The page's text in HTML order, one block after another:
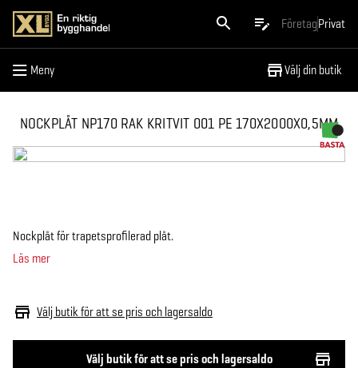
FöretagPrivat
Meny Välj din butik
Meny
NOCKPLÅT NP170 RAK KRITVIT 001 PE 170X2000X0,5MM
Välj butik för att se pris och lagersaldo
Välj butik för att se pris och lagersaldo
Nockplåt för trapetsprofilerad plåt.
Läs mer